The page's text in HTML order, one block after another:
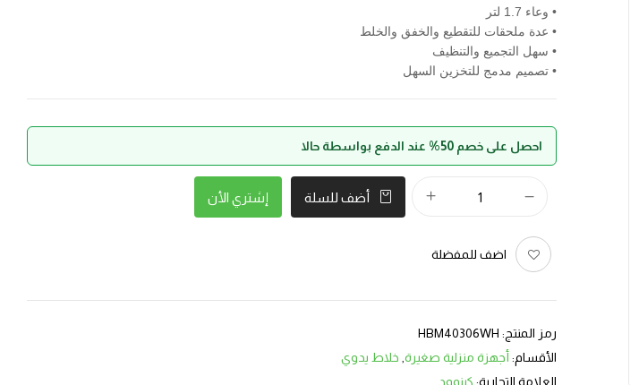
• وعاء 1.7 لتر
• عدة ملحقات للتقطيع والخفق والخلط
• سهل التجميع والتنظيف
• تصميم مدمج للتخزين السهل
احصل على خصم 50% عند الدفع بواسطة حالا
أضف للسلة إشتري الأن
اضف للمفضلة
رمز المنتج: HBM40306WH
الأقسام: أجهزة منزلية صغيرة خلاط يدوي
العلامة التجارية: كينوود